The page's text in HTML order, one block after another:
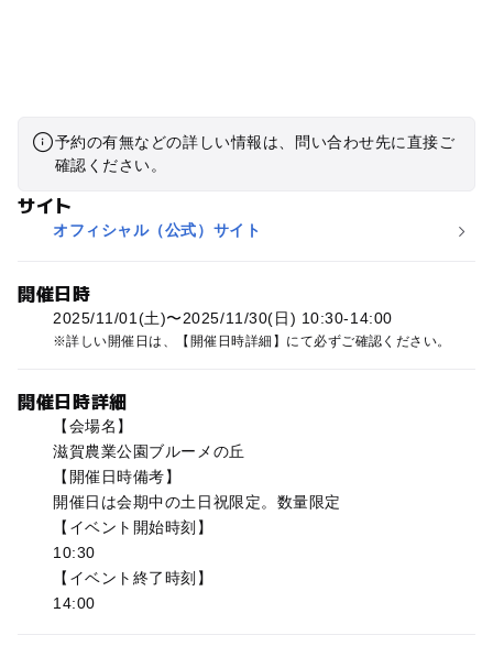
予約の有無などの詳しい情報は、問い合わせ先に直接ご
確認ください。
サイト
オフィシャル（公式）サイト
開催日時
2025/11/01(土)〜2025/11/30(日) 10:30-14:00
詳しい開催日は、【開催日時詳細】にて必ずご確認ください。
開催日時詳細
【会場名】
滋賀農業公園ブルーメの丘
【開催日時備考】
開催日は会期中の土日祝限定。数量限定
【イベント開始時刻】
10:30
【イベント終了時刻】
14:00